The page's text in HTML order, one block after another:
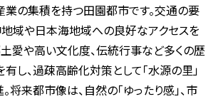
業の集積を持つ田園都市です。交通の要
地域や日本海地域への良好なアクセスを
愛や高い文化度、伝統行事など多くの歴
し、過疎高齢化対策として「水源の里」
将来都市像は、自然の「ゆったり感」、市